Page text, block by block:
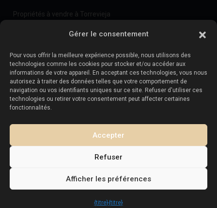
Gérer le consentement
Pour vous offrir la meilleure expérience possible, nous utilisons des
technologies comme les cookies pour stocker et/ou accéder aux
informations de votre appareil. En acceptant ces technologies, vous nous
autorisez à traiter des données telles que votre comportement de
navigation ou vos identifiants uniques sur ce site. Refuser d'utiliser ces
technologies ou retirer votre consentement peut affecter certaines
fonctionnalités.
Accepter
Refuser
Afficher les préférences
{titre}{titre}
Propriétés à vendre à Torrevieja
Vendez votre propriété:
Vendre une propriété à La Mata